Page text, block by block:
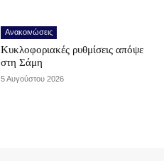
Ανακοινώσεις
Κυκλοφοριακές ρυθμίσεις απόψε
στη Σάμη
5 Αυγούστου 2026